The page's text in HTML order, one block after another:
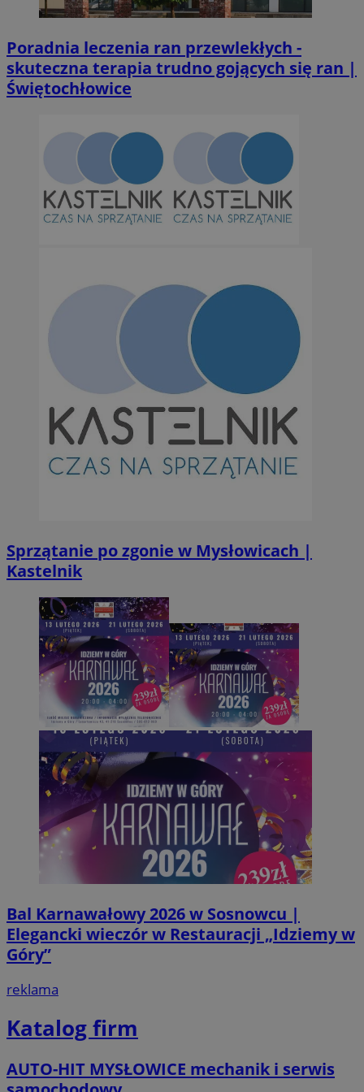
Poradnia leczenia ran przewlekłych -
skuteczna terapia trudno gojących się ran |
Świętochłowice
Sprzątanie po zgonie w Mysłowicach |
Kastelnik
Bal Karnawałowy 2026 w Sosnowcu |
Elegancki wieczór w Restauracji „Idziemy w
Góry”
reklama
Katalog firm
AUTO-HIT MYSŁOWICE mechanik i serwis